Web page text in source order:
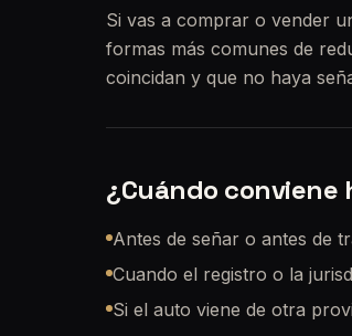
Si vas a comprar o vender
formas más comunes de
coincidan y que no haya
¿Cuándo conviene
Antes de señar o antes de
Cuando el registro o la
Si el auto viene de otra